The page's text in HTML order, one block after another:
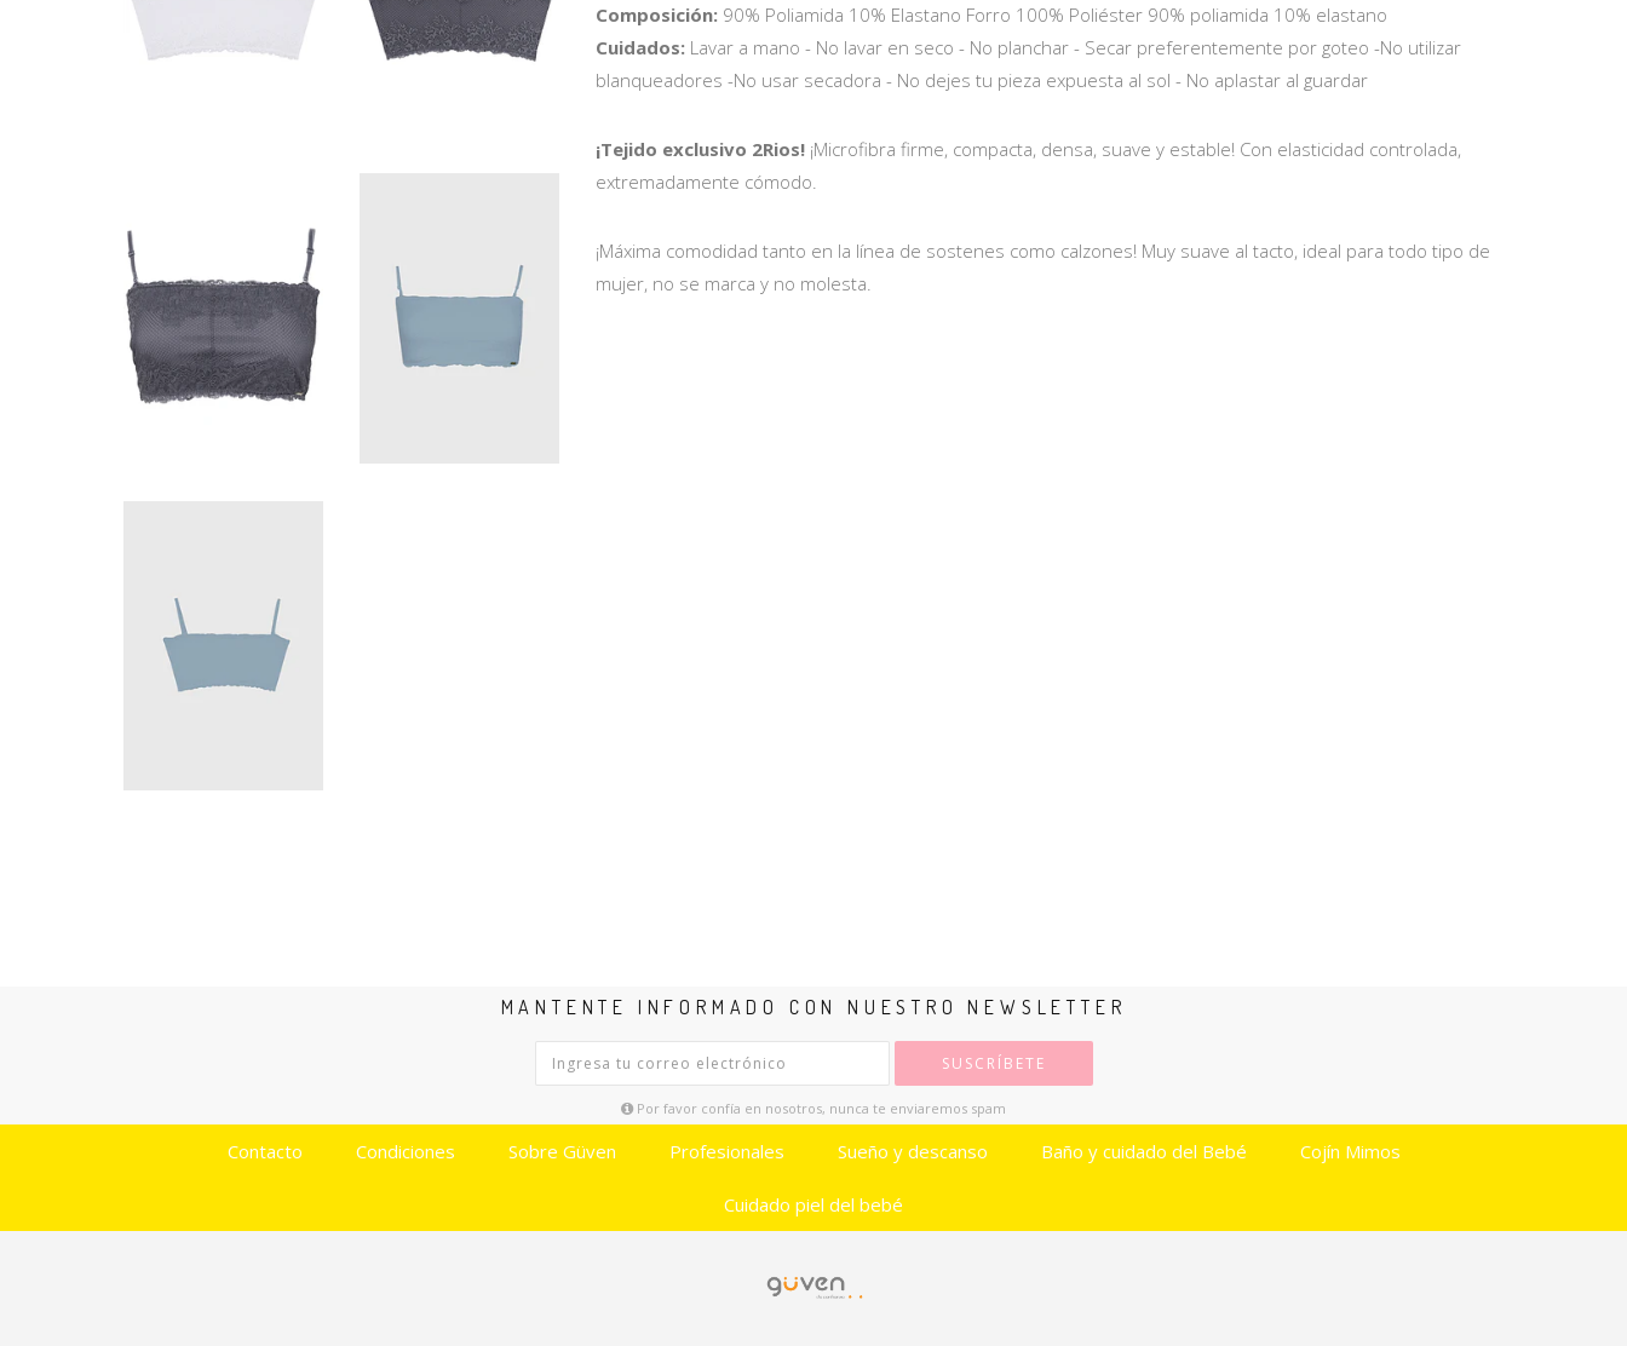
Composición: 90% Poliamida 10% Elastano Forro 100% Poliéster 90% poliamida 10% elastano
Cuidados: Lavar a mano - No lavar en seco - No planchar - Secar preferentemente por goteo -No utilizar
blanqueadores -No usar secadora - No dejes tu pieza expuesta al sol - No aplastar al guardar
¡Tejido exclusivo 2Rios! ¡Microfibra firme, compacta, densa, suave y estable! Con elasticidad controlada,
extremadamente cómodo.
¡Máxima comodidad tanto en la línea de sostenes como calzones! Muy suave al tacto, ideal para todo tipo de
mujer, no se marca y no molesta.
MANTENTE INFORMADO CON NUESTRO NEWSLETTER
SUSCRÍBETE
Por favor confía en nosotros, nunca te enviaremos spam
Contacto Condiciones Sobre Güven Profesionales Sueño y descanso Baño y cuidado del Bebé Cojín Mimos
Cuidado piel del bebé